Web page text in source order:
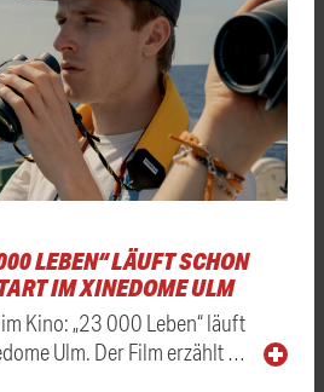
LEBEN“ LÄUFT SCHON
IM XINEDOME ULM
Kino: „23 000 Leben“ läuft
Ulm. Der Film erzählt …